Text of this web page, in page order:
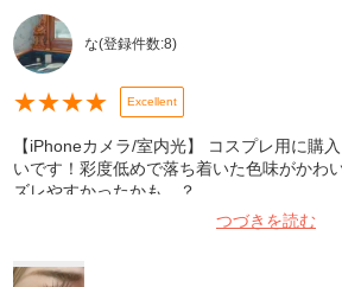
な(登録件数:8)
★★★★ Excellent
【iPhoneカメラ/室内光】 コスプレ用に購
いです！彩度低めで落ち着いた色味がかわ
ズレやすかったかも…？
つづきを読む